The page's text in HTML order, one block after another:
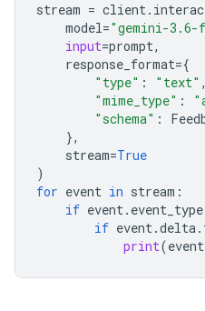
stream = client.
model="gemini-3.6-
input=prompt,
response_format={
"type" : "text" ,
"mime_type" :
"schema" :
},
stream=True
)
for event in stream :
if event. event_type
if event.delta.
print(event